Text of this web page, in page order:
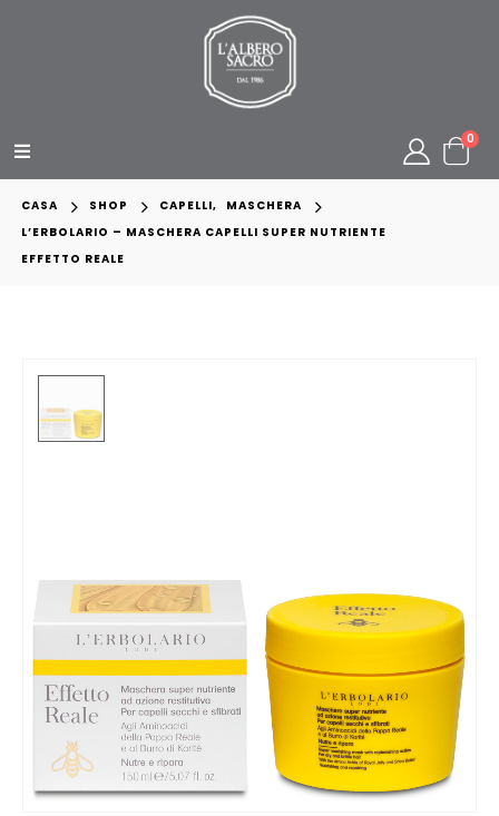
0
CASA SHOP CAPELLI,
MASCHERA
L’ERBOLARIO – MASCHERA CAPELLI SUPER NUTRIENTE
EFFETTO REALE